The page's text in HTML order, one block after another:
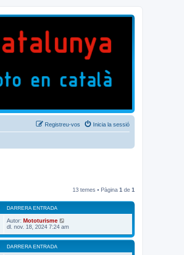
Inicia la sessió
Registreu-vos
13 temes • Pàgina 1 de 1
DARRERA ENTRADA
Autor: Mototurisme
dl. nov. 18, 2024 7:24 am
DARRERA ENTRADA